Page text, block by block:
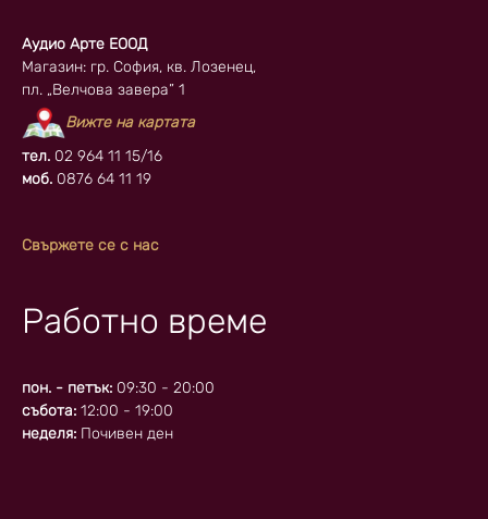
Аудио Арте ЕООД
Магазин: гр. София, кв. Лозенец,
пл. „Велчова завера” 1
Вижте на картата
тел. 02 964 11 15/16
моб. 0876 64 11 19
Свържете се с нас
Работно време
пон. - петък: 09:30 - 20:00
събота: 12:00 - 19:00
неделя: Почивен ден